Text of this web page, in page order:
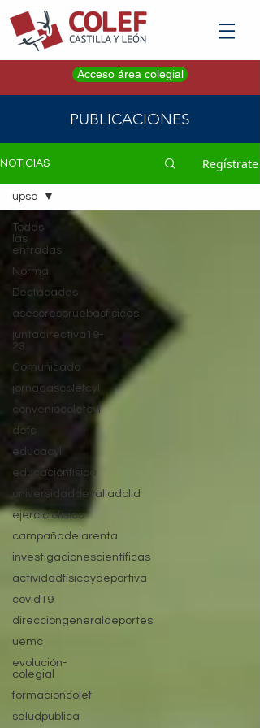
Acceso área colegial
PUBLICACIONES
NOTICIAS Regístrate
Todas
las
entradas
Normal
Destacadas
asesorespruebasfisicas
juntadirectiva19-
23
Comunicado
jornadascolefcyl
conveniocolefcyl
defc
educacyl
educaciónfísica
universidaddevalladolid
ejerciciofísico
campañadelarenta
investigacionescientíficas
actividadfísicaydeportiva
covid19
direccióngeneraldeportes
uemc
evolución-
colegial
formacioncolef
saludpublica
upsa